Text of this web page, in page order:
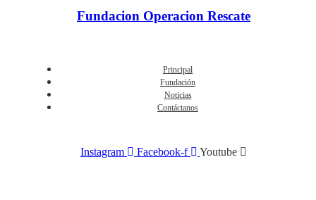
Fundacion Operacion Rescate
Principal
Fundación
Noticias
Contáctanos
Instagram Facebook-f Youtube